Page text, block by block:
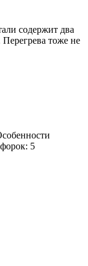
содержит два
Перегрева тоже не
5